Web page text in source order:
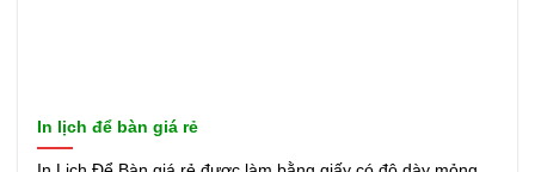
In lịch để bàn giá rẻ